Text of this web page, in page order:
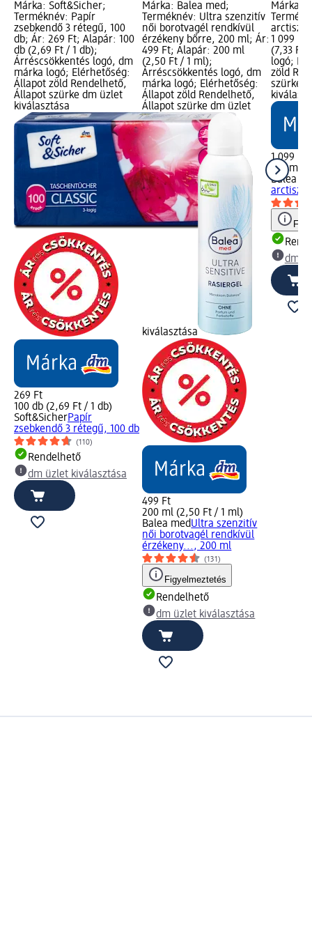
Márka: Soft&Sicher;
Terméknév: Papír
zsebkendő 3 rétegű, 100
db; Ár: 269 Ft; Alapár: 100
db (2,69 Ft / 1 db);
Árréscsökkentés logó, dm
márka logó; Elérhetőség:
Állapot zöld Rendelhető,
Állapot szürke dm üzlet
kiválasztása
269 Ft
100 db (2,69 Ft / 1 db)
Soft&SicherPapír
zsebkendő 3 rétegű, 100 db
(110)
Rendelhető
dm üzlet kiválasztása
Márka: Balea med;
Terméknév: Ultra szenzitív
női borotvagél rendkívül
érzékeny bőrre, 200 ml; Ár:
499 Ft; Alapár: 200 ml
(2,50 Ft / 1 ml);
Árréscsökkentés logó, dm
márka logó; Elérhetőség:
Állapot zöld Rendelhető,
Állapot szürke dm üzlet
kiválasztása
499 Ft
200 ml (2,50 Ft / 1 ml)
Balea medUltra szenzitív
női borotvagél rendkívül
érzékeny..., 200 ml
(131)
Figyelmeztetés
Rendelhető
dm üzlet kiválasztása
Márka:
1 099
(7,33 Ft
logó;
zöld
szürke
1 099 Ft
150 ml
Balea
dm